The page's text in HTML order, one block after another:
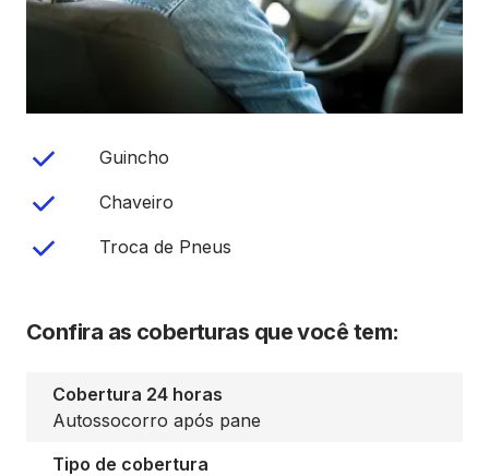
Guincho
Chaveiro
Troca de Pneus
Confira as coberturas que você tem:
Cobertura 24 horas
Autossocorro após pane
Tipo de cobertura